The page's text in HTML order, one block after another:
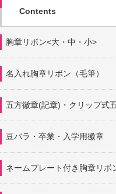
Contents
胸章リボン<大・中・小>
名入れ胸章リボン（毛筆）
五方徽章(記章)・ クリップ式
豆バラ・卒業・入学用徽章
ネームプレート付き胸章リボ